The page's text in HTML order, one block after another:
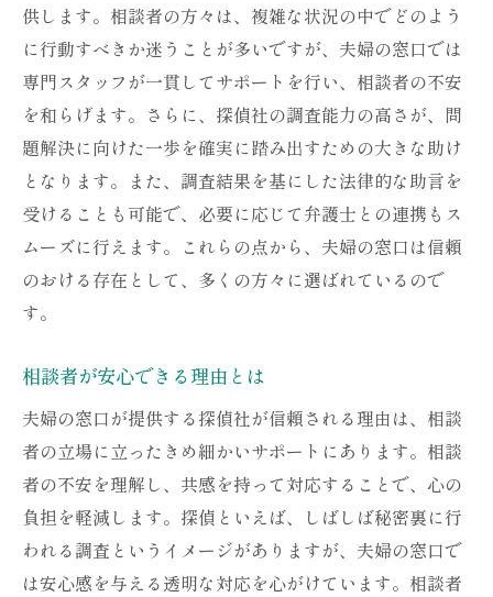
供します。相談者の方々は、複雑な状況の中でどのよう
に行動すべきか迷うことが多いですが、夫婦の窓口では
専門スタッフが一貫してサポートを行い、相談者の不安
を和らげます。さらに、探偵社の調査能力の高さが、問
題解決に向けた一歩を確実に踏み出すための大きな助け
となります。また、調査結果を基にした法律的な助言を
受けることも可能で、必要に応じて弁護士との連携もス
ムーズに行えます。これらの点から、夫婦の窓口は信頼
のおける存在として、多くの方々に選ばれているので
す。
相談者が安心できる理由とは
夫婦の窓口が提供する探偵社が信頼される理由は、相談
者の立場に立ったきめ細かいサポートにあります。相談
者の不安を理解し、共感を持って対応することで、心の
負担を軽減します。探偵といえば、しばしば秘密裏に行
われる調査というイメージがありますが、夫婦の窓口で
は安心感を与える透明な対応を心がけています。相談者